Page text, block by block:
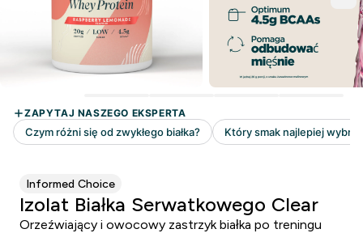
Informed Choice
Izolat Białka Serwatkowego Clear
Orzeźwiający i owocowy zastrzyk białka po treningu